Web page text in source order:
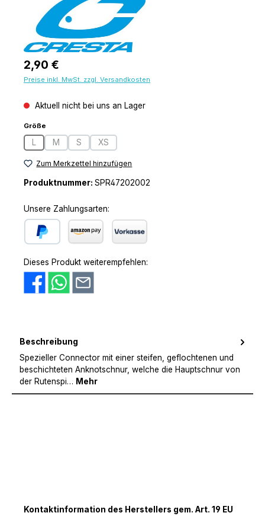
Regulärer Preis:
2,90 €
Preise inkl. MwSt. zzgl. Versandkosten
Aktuell nicht bei uns an Lager
Größe
L
(Diese Option ist zurzeit nicht verfügbar.)
M(Diese Option ist zurzeit nicht verfügbar.)
S(Diese Option ist zurzeit nicht verfügbar.)
XS(Diese Option ist zurzeit nicht verfügbar.)
Zum Merkzettel hinzufügen
Produktnummer: SPR47202002
Unsere Zahlungsarten:
Dieses Produkt weiterempfehlen:
Beschreibung
Spezieller Connector mit einer steifen, geflochtenen und
beschichteten Anknotschnur, welche die Hauptschnur von
der Rutenspi… Mehr
Kontaktinformation des Herstellers gem. Art. 19 EU